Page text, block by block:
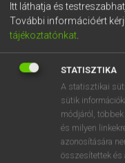
TALÁLATOK
streetward
Díjmentes angol szótár
Díjmentes
streetward mn utcai
Itt láthatja és
További információért
tájékoztatónkat.
STATISZTIKA
A statisztikai
sütik
módjáról,
és milyen
azonosítására
összesítettek és
5 6 7 8
j k
n m